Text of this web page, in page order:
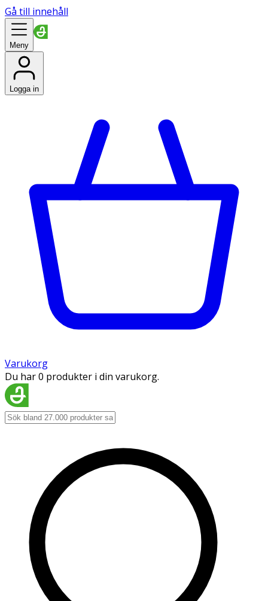
Gå till innehåll
Meny
Logga in
Varukorg
Du har 0 produkter i din varukorg.